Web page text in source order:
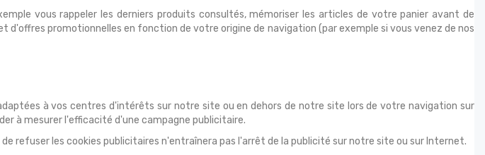
vous rappeler les derniers produits consultés, mémoriser les articles de votre panier avant de
promotionnelles en fonction de votre origine de navigation (par exemple si vous venez de nos
à vos centres d'intérêts sur notre site ou en dehors de notre site lors de votre navigation sur
à mesurer l'efficacité d'une campagne publicitaire.
refuser les cookies publicitaires n'entraînera pas l'arrêt de la publicité sur notre site ou sur Internet.